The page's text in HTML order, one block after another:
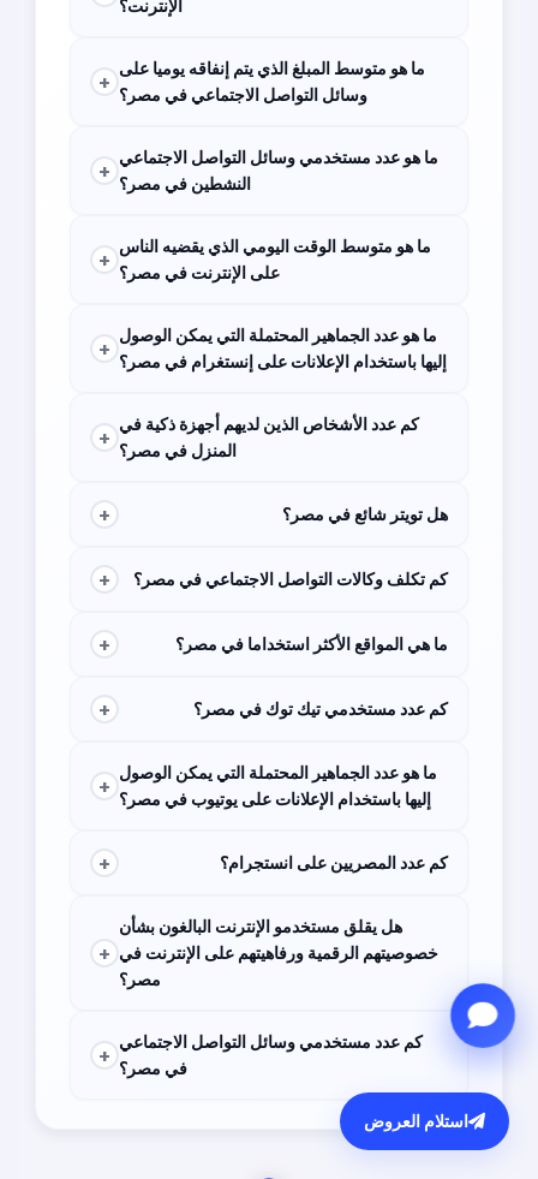
الإنترنت؟
48.9٪ مشاهدة مدونات الفيديو
ما هو متوسط المبلغ الذي يتم إنفاقه يوميا على
وسائل التواصل الاجتماعي في مصر؟
+
ما هو عدد مستخدمي وسائل التواصل الاجتماعي
النشطين في مصر؟
+
ما هو متوسط الوقت اليومي الذي يقضيه الناس
على الإنترنت في مصر؟
+
ما هو عدد الجماهير المحتملة التي يمكن الوصول
إليها باستخدام الإعلانات على إنستغرام في مصر؟
+
كم عدد الأشخاص الذين لديهم أجهزة ذكية في
المنزل في مصر؟
+
هل تويتر شائع في مصر؟ +
كم تكلف وكالات التواصل الاجتماعي في مصر؟ +
إلى 50,000 جنيه مصري شهريا. يمكن أن تختلف
المضافة.
ما هي المواقع الأكثر استخداما في مصر؟ +
كم عدد مستخدمي تيك توك في مصر؟ +
ما هو عدد الجماهير المحتملة التي يمكن الوصول
إليها باستخدام الإعلانات على يوتيوب في مصر؟
+
كم عدد المصريين على انستجرام؟ +
هل يقلق مستخدمو الإنترنت البالغون بشأن
خصوصيتهم الرقمية ورفاهيتهم على الإنترنت في
مصر؟
+
عبر الإنترنت
34.8٪ استخدموا شكلا من أشكال أدوات حظر الإعلانات
31.5٪ يرفضون ملفات تعريف الارتباط على مواقع الويب
كم عدد مستخدمي وسائل التواصل الاجتماعي
في مصر؟
+
51.45 مليون مستخدم
استلام العروض